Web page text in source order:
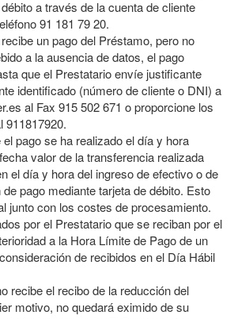
a través de la cuenta de cliente
91 181 79 20.
un pago del Préstamo, pero no
a la ausencia de datos, el pago
que el Prestatario envíe justificante
identificado (número de cliente o DNI) a
al Fax 915 502 671 o proporcione los
911817920.
pago se ha realizado el día y hora
valor de la transferencia realizada
el día y hora del ingreso de efectivo o de
pago mediante tarjeta de débito. Esto
junto con los costes de procesamiento.
por el Prestatario que se reciban por el
a la Hora Límite de Pago de un
de recibidos en el Día Hábil
recibe el recibo de la reducción del
motivo, no quedará eximido de su